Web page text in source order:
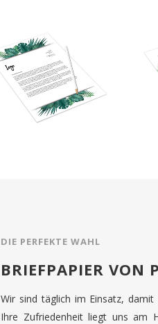
DIE PERFEKTE WAHL
BRIEFPAPIER VON
Wir sind täglich im Einsatz,
Ihre Zufriedenheit liegt uns am